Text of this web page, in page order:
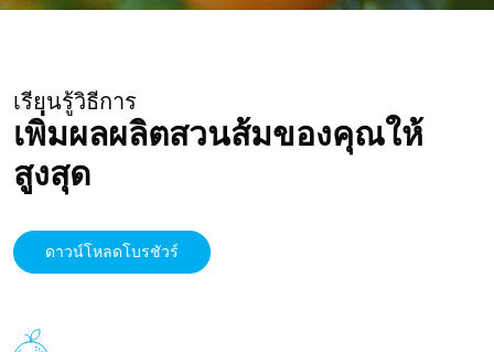
เรียนรู้วิธีการ
เพิ่มผลผลิตสวนส้มของคุณให้
สูงสุด
ดาวน์โหลดโบรชัวร์